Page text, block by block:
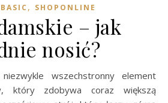
, SHOPONLINE
– jak
nosić?
wszechstronny element
który zdobywa coraz większą